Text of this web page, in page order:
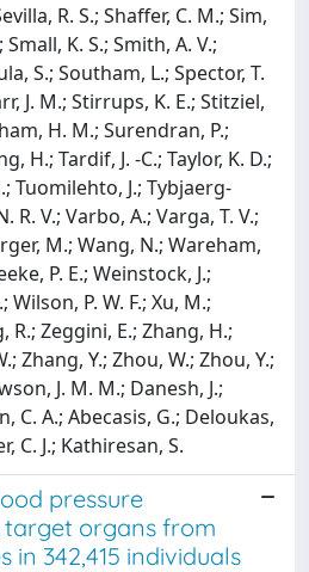
R. S.; Shaffer, C. M.; Sim,
K. S.; Smith, A. V.;
S.; Southam, L.; Spector, T.
J. M.; Stirrups, K. E.; Stitziel,
H. M.; Surendran, P.;
H.; Tardif, J. -C.; Taylor, K. D.;
Tuomilehto, J.; Tybjaerg-
R. V.; Varbo, A.; Varga, T. V.;
M.; Wang, N.; Wareham,
P. E.; Weinstock, J.;
Wilson, P. W. F.; Xu, M.;
R.; Zeggini, E.; Zhang, H.;
Zhang, Y.; Zhou, W.; Zhou, Y.;
J. M. M.; Danesh, J.;
C. A.; Abecasis, G.; Deloukas,
C. J.; Kathiresan, S.
pressure
organs from
in 342,415 individuals